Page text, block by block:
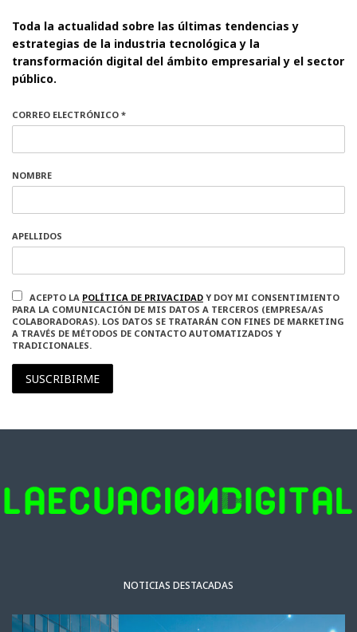
Toda la actualidad sobre las últimas tendencias y
estrategias de la industria tecnológica y la
transformación digital del ámbito empresarial y el sector
público.
CORREO ELECTRÓNICO *
NOMBRE
APELLIDOS
ACEPTO LA POLÍTICA DE PRIVACIDAD Y DOY MI CONSENTIMIENTO
PARA LA COMUNICACIÓN DE MIS DATOS A TERCEROS (EMPRESA/AS
COLABORADORAS). LOS DATOS SE TRATARÁN CON FINES DE MARKETING
A TRAVÉS DE MÉTODOS DE CONTACTO AUTOMATIZADOS Y
TRADICIONALES.
SUSCRIBIRME
NOTICIAS DESTACADAS